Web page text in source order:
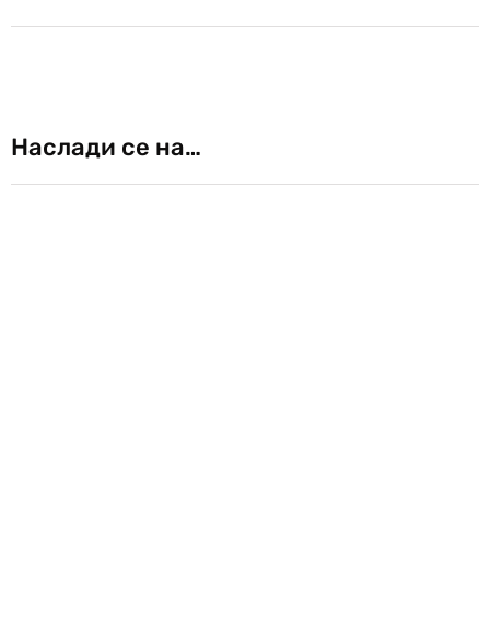
Наслади се на…